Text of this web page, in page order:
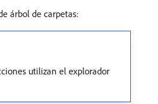
árbol de carpetas:
utilizan el explorador